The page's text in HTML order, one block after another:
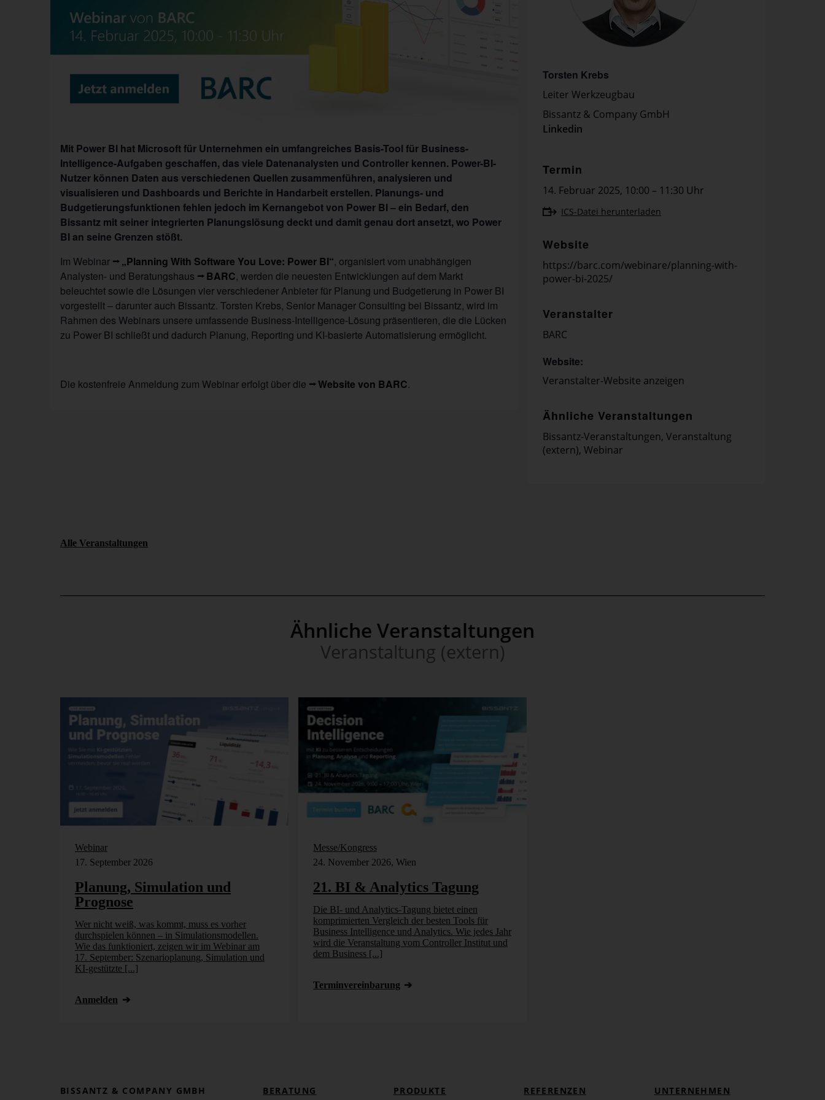
Mit Power BI hat Microsoft für Unternehmen ein umfangreiches Basis-Tool für Business-
Intelligence-Aufgaben geschaffen, das viele Datenanalysten und Controller kennen. Power-BI-
Nutzer können Daten aus verschiedenen Quellen zusammenführen, analysieren und
visualisieren und Dashboards und Berichte in Handarbeit erstellen. Planungs- und
Budgetierungsfunktionen fehlen jedoch im Kernangebot von Power BI – ein Bedarf, den
Bissantz mit seiner integrierten Planungslösung deckt und damit genau dort ansetzt, wo Power
BI an seine Grenzen stößt.
Im Webinar
„Planning With Software You Love: Power BI“, organisiert vom unabhängigen
Analysten- und Beratungshaus
BARC, werden die neuesten Entwicklungen auf dem Markt
beleuchtet sowie die Lösungen vier verschiedener Anbieter für Planung und Budgetierung in Power BI
vorgestellt – darunter auch Bissantz. Torsten Krebs, Senior Manager Consulting bei Bissantz, wird im
Rahmen des Webinars unsere umfassende Business-Intelligence-Lösung präsentieren, die die Lücken
zu Power BI schließt und dadurch Planung, Reporting und KI-basierte Automatisierung ermöglicht.
Die kostenfreie Anmeldung zum Webinar erfolgt über die Website von BARC.
Torsten Krebs
Leiter Werkzeugbau
Bissantz & Company GmbH
Linkedin
Termin
14. Februar 2025, 10:00 – 11:30 Uhr
ICS-Datei herunterladen
Website
https://barc.com/webinare/planning-with-
power-bi-2025/
Veranstalter
BARC
Website:
Veranstalter-Website anzeigen
Ähnliche Veranstaltungen
Bissantz-Veranstaltungen,Veranstaltung
(extern),Webinar
Alle Veranstaltungen
Ähnliche Veranstaltungen
Veranstaltung (extern)
Webinar
17. September 2026
Planung, Simulation und
Prognose
Wer nicht weiß, was kommt, muss es vorher
durchspielen können – in Simulationsmodellen.
Wie das funktioniert, zeigen wir im Webinar am
17. September: Szenarioplanung, Simulation und
KI-gestützte [...]
Anmelden
Messe/Kongress
24. November 2026, Wien
21. BI & Analytics Tagung
Die BI- und Analytics-Tagung bietet einen
komprimierten Vergleich der besten Tools für
Business Intelligence und Analytics. Wie jedes Jahr
wird die Veranstaltung vom Controller Institut und
dem Business [...]
Termin­vereinbarung
BISSANTZ & COMPANY GMBH BERATUNG PRODUKTE REFERENZEN UNTERNEHMEN